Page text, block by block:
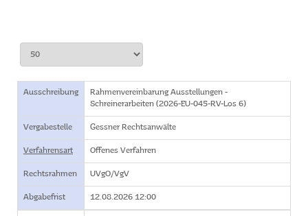
Ausschreibung
Rahmenvereinbarung Ausstellungen -
Schreinerarbeiten (2026-EU-045-RV-Los 6)
Vergabestelle Gessner Rechtsanwälte
Verfahrensart Offenes Verfahren
Rechtsrahmen UVgO/VgV
Abgabefrist 12.08.2026 12:00